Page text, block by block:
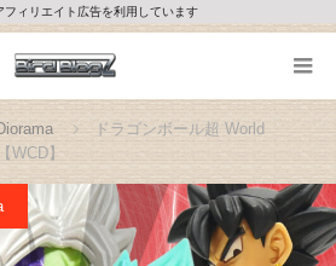
フィリエイト広告を利用しています
ドラゴンボール超 World
WCD】